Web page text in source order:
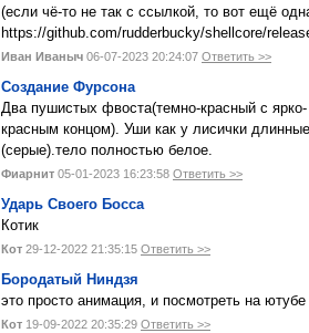
(если чё-то не так с ссылкой, то вот ещё
https://github.com/rudderbucky/shellcore/
Иван Иваныч 06-07-2023 20:24:07 Ответить >>
Создание Фурсона
Два пушистых фвоста(темно-красный с ярко-
красным концом). Уши как у лисички длинные
(серые).тело полностью белое.
Фиарнит 05-01-2023 16:23:58 Ответить >>
Ударь Своего Босса
Котик
Кот 29-12-2022 21:35:15 Ответить >>
Бородатый Ниндзя
это просто анимация, и посмотреть на
Кот 19-09-2022 20:35:29 Ответить >>